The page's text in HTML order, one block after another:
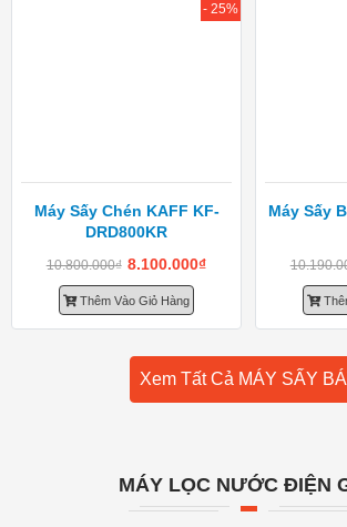
Máy Sấy Chén KAFF KF-
DRD800KR
10.800.000₫ 8.100.000₫
Thêm Vào Giỏ Hàng
- 25%
Máy Sấy
Xem Tất Cả MÁY SẤY
MÁY LỌC NƯỚC ĐIỆN